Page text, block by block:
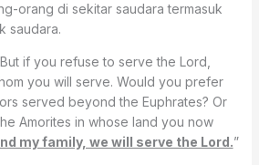
orang di sekitar saudara termasuk
saudara.
if you refuse to serve the Lord,
you will serve. Would you prefer
served beyond the Euphrates? Or
Amorites in whose land you now
my family, we will serve the Lord.”